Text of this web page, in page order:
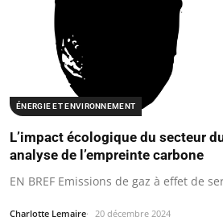
ÉNERGIE ET ENVIRONNEMENT
L’impact écologique du secteur
analyse de l’empreinte carbone
EN BREF Emissions de gaz à effet de
Charlotte Lemaire 20 décembre 2024